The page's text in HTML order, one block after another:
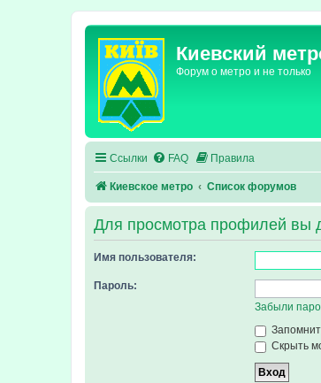
Киевский
Форум о метро и не только
Ссылки FAQ Правила
Киевское метро Список форумов
Для просмотра профилей вы
Имя пользователя:
Пароль:
Забыли
Скрыть